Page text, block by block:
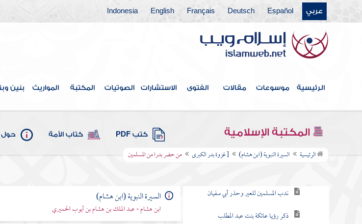
عربي Español
Deutsch
Français
English
Indonesia
الرئيسية موسوعات مقالات الفتوى الاستشارات الصوتيات المكتبة المواريث بنين
المكتبة الإسلامية كتب PDF كتاب الأمة حول
الرئيسية السيرة النبوية (ابن هشام) [ غزوة بدر الكبرى من حضر بدرا من المسلمين
غزوة العشيرة
سرية سعد بن أبي وقاص
غزوة صفوان وهي غزوة بدر الأولى
عن الشهر الحرام "
[ غزوة بدر الكبرى
ندب المسلمين للعير وحذر أبي سفيان
ذكر رؤيا عاتكة بنت عبد المطلب
السيرة النبوية (ابن هشام)
ابن هشام - عبد الملك بن هشام بن أيوب الحميري